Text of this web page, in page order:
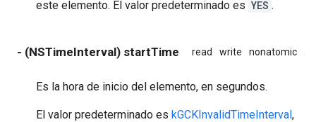
este elemento. El valor predeterminado es YES .
- (NSTimeInterval) startTime read write nonatomic
Es la hora de inicio del elemento, en segundos.
El valor predeterminado es kGCKInvalidTimeInterval,